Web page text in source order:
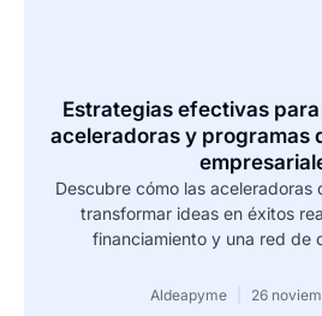
Estrategias efectivas
aceleradoras y programas
Descubre cómo las aceleradoras
transformar ideas en éxitos
financiamiento y una red de
Aldeapyme 26